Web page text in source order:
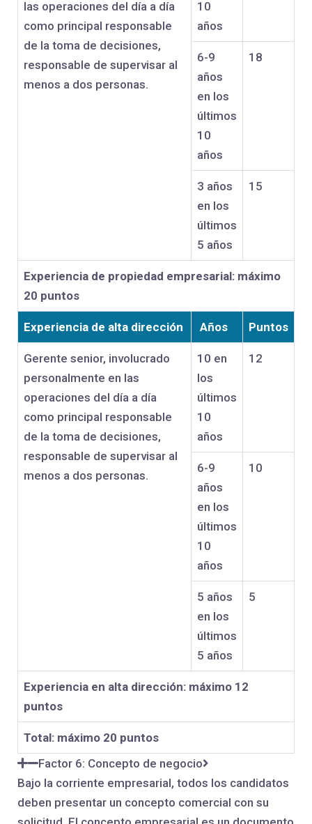
las operaciones del día a día
como principal responsable
de la toma de decisiones,
responsable de supervisar al
menos a dos personas.
10
años
6-9
años
en los
últimos
10
años
18
3 años
en los
últimos
5 años
15
Experiencia de propiedad empresarial: máximo
20 puntos
Experiencia de alta dirección Años Puntos
Gerente senior, involucrado
personalmente en las
operaciones del día a día
como principal responsable
de la toma de decisiones,
responsable de supervisar al
menos a dos personas.
10 en
los
últimos
10
años
12
6-9
años
en los
últimos
10
años
10
5 años
en los
últimos
5 años
5
Experiencia en alta dirección: máximo 12
puntos
Total: máximo 20 puntos
Factor 6: Concepto de negocio
Bajo la corriente empresarial, todos los candidatos
deben presentar un concepto comercial con su